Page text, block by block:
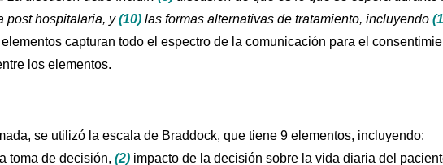
post hospitalaria, y(10) las formas alternativas de tratamiento, incluyendo
elementos capturan todo el espectro de la comunicación para el
los elementos.
se utilizó la escala de Braddock, que tiene 9 elementos, incluyendo:
toma de decisión, (2) impacto de la decisión sobre la vida diaria del